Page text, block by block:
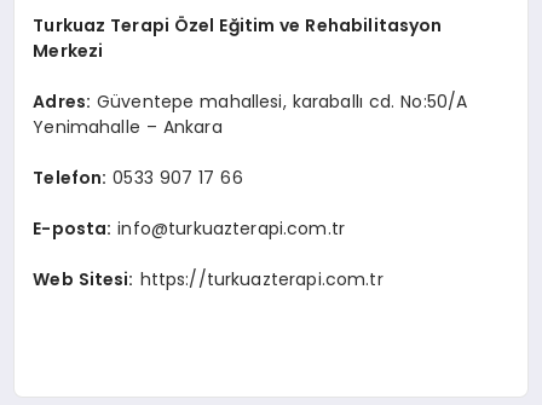
Turkuaz Terapi Özel Eğitim ve Rehabilitasyon
Merkezi
Adres: Güventepe mahallesi, karaballı cd. No:50/A
Yenimahalle – Ankara
Telefon: 0533 907 17 66
E-posta: info@turkuazterapi.com.tr
Web Sitesi: https://turkuazterapi.com.tr